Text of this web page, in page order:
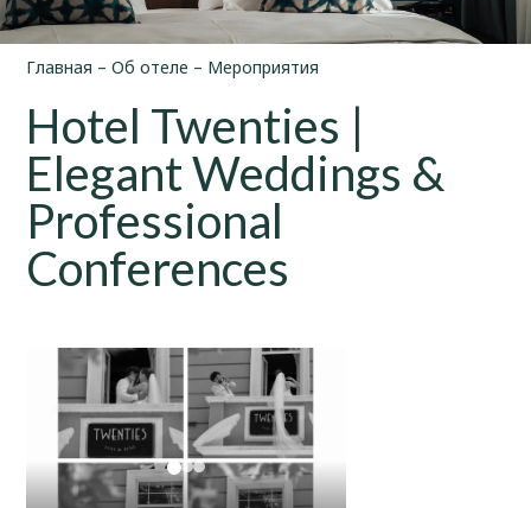
Главная –Об отеле – Мероприятия
Hotel Twenties |
Elegant Weddings &
Professional
Conferences